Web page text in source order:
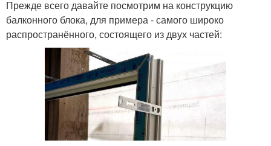
Окна на саморезы Руки в каркасном доме
Окна в каркасном доме Окна в кирпичном доме
Прежде всего давайте посмотрим на конструкцию
балконного блока, для примера - самого широко
распространённого, состоящего из двух частей: